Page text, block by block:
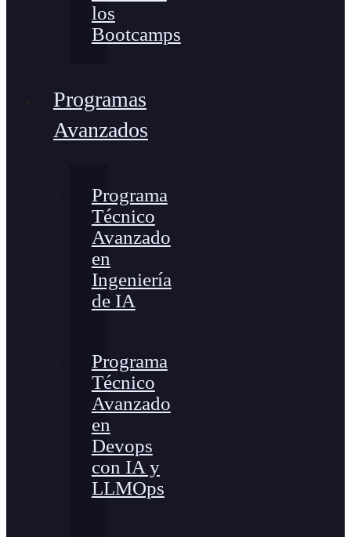
los
Bootcamps
Programas
Avanzados
Programa
Técnico
Avanzado
en
Ingeniería
de IA
Programa
Técnico
Avanzado
en
Devops
con IA y
LLMOps